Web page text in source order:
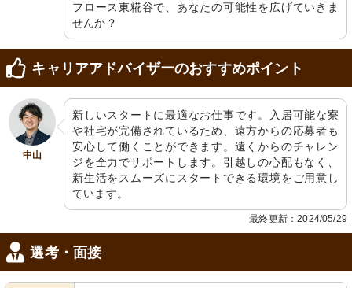
フロース東糀谷で、あなたの可能性を広げていきま
せんか？
キャリアアドバイザーのおすすめポイント
中山
新しいスタートに最適なお仕事です。入居可能な寮
や社宅が完備されているため、遠方からの応募者も
安心して働くことができます。遠くからのチャレン
ジを全力でサポートします。引越しの心配もなく、
新生活をスムーズにスタートできる環境をご用意し
ています。
最終更新：2024/05/29
選考・面接